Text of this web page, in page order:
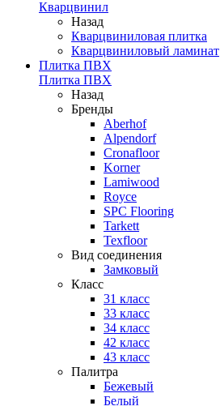
Кварцвинил
Назад
Кварцвиниловая плитка
Кварцвиниловый ламинат
Плитка ПВХ
Плитка ПВХ
Назад
Бренды
Aberhof
Alpendorf
Cronafloor
Korner
Lamiwood
Royce
SPC Flooring
Tarkett
Texfloor
Вид соединения
Замковый
Класс
31 класс
33 класс
34 класс
42 класс
43 класс
Палитра
Бежевый
Белый